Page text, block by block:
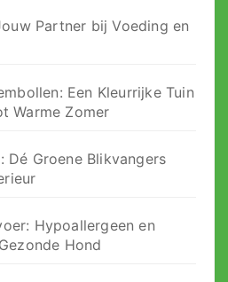
Partner bij Voeding en
Een Kleurrijke Tuin
Warme Zomer
Dé Groene Blikvangers
Hypoallergeen en
Hond